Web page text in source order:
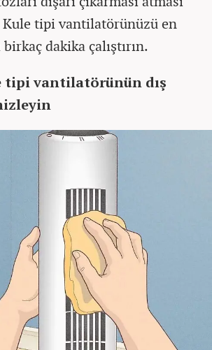
Kule tipi vantilatörünüzü en
dakika çalıştırın.
tipi vantilatörünün dış